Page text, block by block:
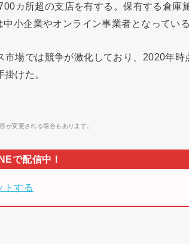
カ所超の支店を有する。保有する倉庫
小企業やオンライン事業者となっている
市場では競争が激化しており、2020年
けた。
が変更される場合もあります。
トする